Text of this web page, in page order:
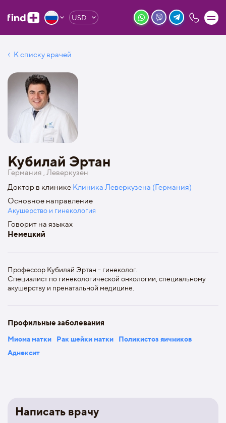
USD
К списку врачей
Написать врачу
Кубилай Эртан
Германия , Леверкузен
Доктор в клинике Клиника Леверкузена (Германия)
Основное направление
Акушерство и гинекология
Говорит на языках
Немецкий
Профессор Кубилай Эртан - гинеколог.
Специалист по гинекологической онкологии, специальному
акушерству и пренатальной медицине.
Профильные заболевания
Миома матки Рак шейки матки
Поликистоз яичников
Аднексит